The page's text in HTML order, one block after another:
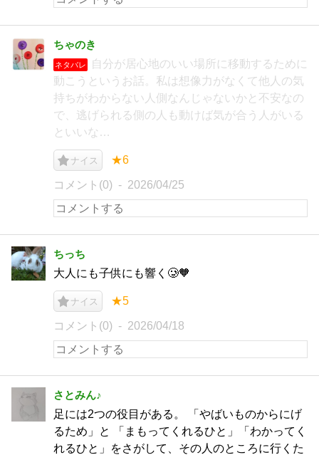
ちゃのき
ネタバレ
自分が居心地のいい場所に移動するために
動こうというお話。私は想像力がなくて他人の気
持ちがわからない人側なんじゃないかと不安なの
で、逃げられる側の人も動けば気が合う人がいる
といいな…
ナイス ★6
コメント(0) 2026/04/25
ちっち
大人にも子供にも響く🥲🧡
ナイス ★5
コメント(0) 2026/04/18
さとみん♪
足には2つの役目がある。 「やばいものからにげ
るため」と 「まもってくれるひと」「わかってく
れるひと」をさがして、その人のところに行くた